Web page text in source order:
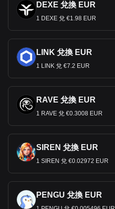
DEXE 兌換 EUR
1 DEXE 兌 €1.98 EUR
LINK 兌換 EUR
1 LINK 兌 €7.2 EUR
RAVE 兌換 EUR
1 RAVE 兌 €0.3008 EUR
SIREN 兌換 EUR
1 SIREN 兌 €0.02972 EUR
PENGU 兌換 EUR